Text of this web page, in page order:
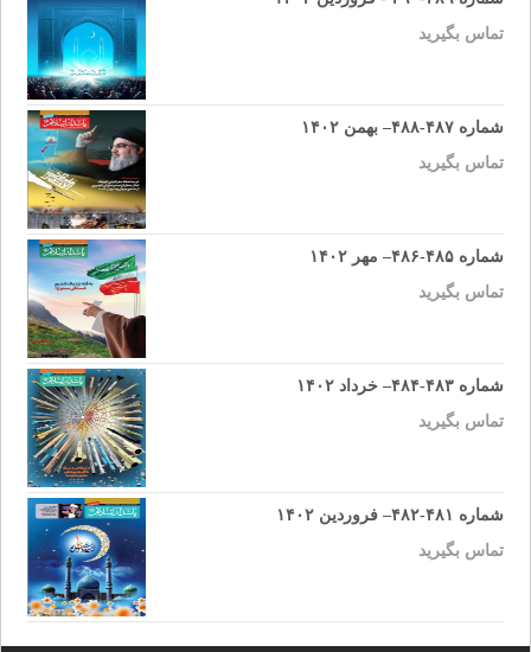
تماس بگیرید
شماره ۴۸۷-۴۸۸– بهمن ۱۴۰۲
تماس بگیرید
شماره ۴۸۵-۴۸۶– مهر ۱۴۰۲
تماس بگیرید
شماره ۴۸۳-۴۸۴– خرداد ۱۴۰۲
تماس بگیرید
شماره ۴۸۱-۴۸۲– فروردین ۱۴۰۲
تماس بگیرید